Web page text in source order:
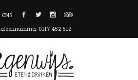
ONS
0117 452 512